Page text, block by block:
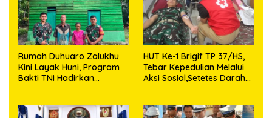
Rumah Duhuaro Zalukhu
Kini Layak Huni, Program
Bakti TNI Hadirkan
HUT Ke-1 Brigif TP 37/HS,
Tebar Kepedulian Melalui
Aksi Sosial,Setetes Darah